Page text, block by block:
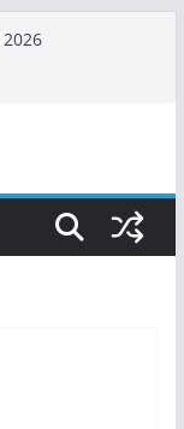
και όχι
Μαξίμου σε
σαρώνει την